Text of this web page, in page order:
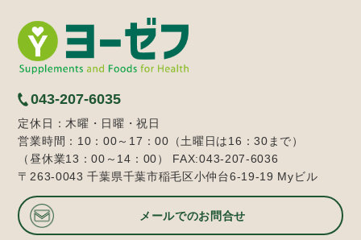
043-207-6035
定休日：木曜・日曜・祝日
営業時間：10：00～17：00（土曜日は16：30まで）
（昼休業13：00～14：00） FAX:043-207-6036
〒263-0043 千葉県千葉市稲毛区小仲台6-19-19 Myビル
メールでのお問合せ